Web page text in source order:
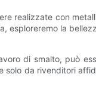
realizzate con
esploreremo la
di smalto, può
solo da rivenditori